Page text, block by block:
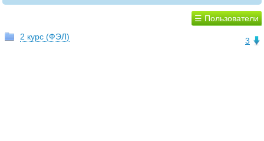
☰ Пользователи
3
2 курс (ФЭЛ)